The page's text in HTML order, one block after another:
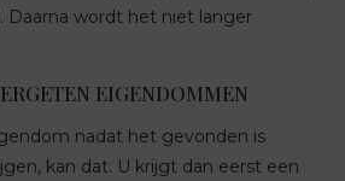
Daarna wordt het niet langer
EIGENDOMMEN
nadat het gevonden is
kan dat. U krijgt dan eerst een